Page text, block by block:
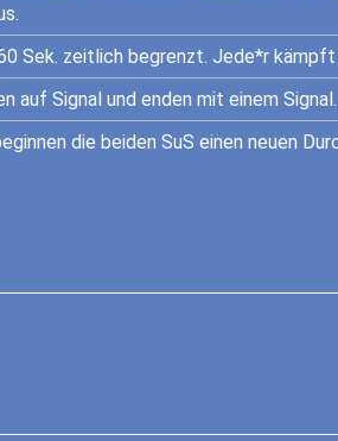
Sek. zeitlich begrenzt. Jede*r
auf Signal und enden mit einem Signal.
die beiden SuS einen neuen